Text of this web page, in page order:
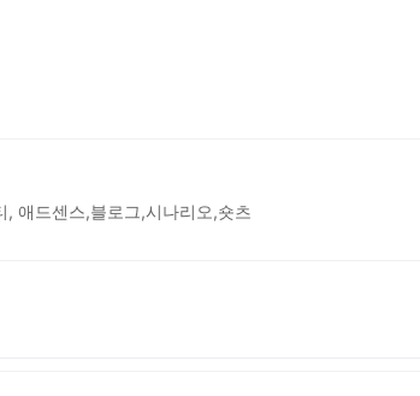
애드센스,블로그,시나리오,숏츠